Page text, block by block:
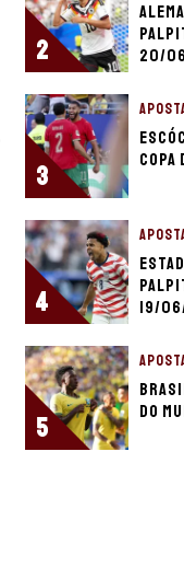
2
20/
3
Copa
4
19/
5
do